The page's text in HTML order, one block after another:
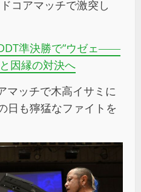
コアマッチで激突し
準決勝で“ウゼェ――
因縁の対決へ
マッチで木高イサミに
日も獰猛なファイトを